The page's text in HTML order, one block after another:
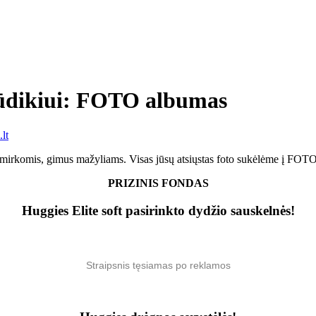
FOTO albumas
gimus mažyliams. Visas jūsų atsiųstas foto sukėlėme į
PRIZINIS FONDAS
Huggies Elite soft pasirinkto dydžio sauskelnės!
Straipsnis tęsiamas po reklamos